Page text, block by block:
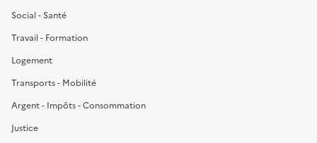
Social - Santé
Travail - Formation
Logement
Transports - Mobilité
Argent - Impôts - Consommation
Justice